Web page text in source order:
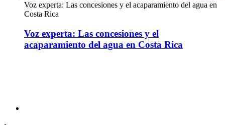
Voz experta: Las concesiones y el acaparamiento del agua en
Costa Rica
Voz experta: Las concesiones y el
acaparamiento del agua en Costa Rica